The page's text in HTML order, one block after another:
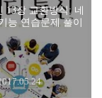
13장 교환방식: 네
능 연습문제 풀이